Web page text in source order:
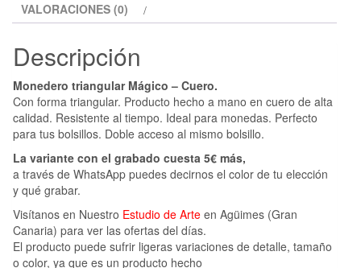
VALORACIONES (0)
Descripción
Monedero triangular Mágico – Cuero.
Con forma triangular. Producto hecho a mano en cuero de alta
calidad. Resistente al tiempo. Ideal para monedas. Perfecto
para tus bolsillos. Doble acceso al mismo bolsillo.
La variante con el grabado cuesta 5€ más,
a través de WhatsApp puedes decirnos el color de tu elección
y qué grabar.
Visítanos en Nuestro Estudio de Arte en Agüimes (Gran
Canaria) para ver las ofertas del días.
El producto puede sufrir ligeras variaciones de detalle, tamaño
o color, ya que es un producto hecho